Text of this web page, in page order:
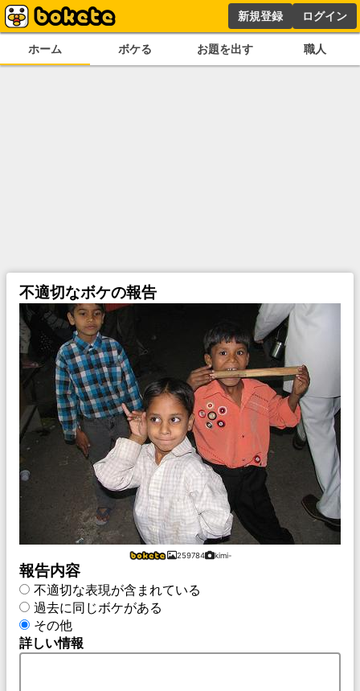
新規登録 ログイン
ホーム ボケる お題を出す 職人
不適切なボケの報告
259784 kimi-
報告内容
不適切な表現が含まれている
過去に同じボケがある
その他
詳しい情報